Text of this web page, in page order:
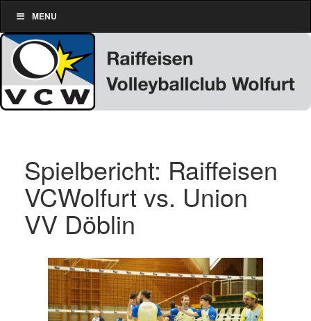
MENU
Spielbericht: Raiffeisen
VCWolfurt vs. Union
VV Döblin